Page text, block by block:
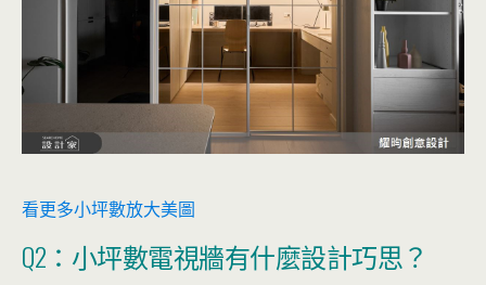
看更多小坪數放大美圖
Q2：小坪數電視牆有什麼設計巧思？